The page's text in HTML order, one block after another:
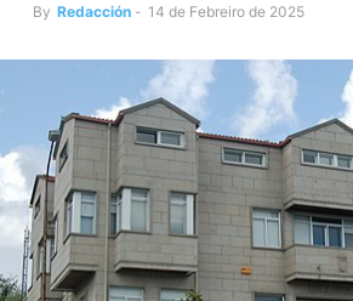
By Redacción - 14 de Febreiro de 2025